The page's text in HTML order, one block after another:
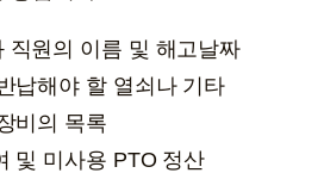
직원의 이름 및 해고날짜
납해야 할 열쇠나 기타
비의 목록
및 미사용 PTO 정산